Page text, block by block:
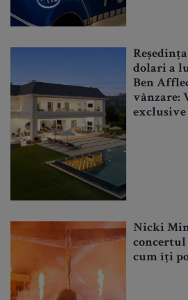
dolari a
Ben
vânzare:
exclusive
Nicki
concertul
cum îți